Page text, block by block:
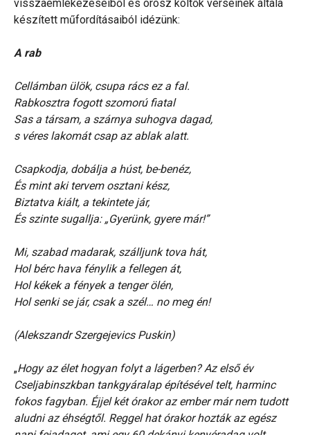
visszaemlékezéseiből és orosz költők verseinek általa
készített műfordításaiból idézünk:
A rab
Cellámban ülök, csupa rács ez a fal.
Rabkosztra fogott szomorú fiatal
Sas a társam, a szárnya suhogva dagad,
s véres lakomát csap az ablak alatt.
Csapkodja, dobálja a húst, be-benéz,
És mint aki tervem osztani kész,
Biztatva kiált, a tekintete jár,
És szinte sugallja: „Gyerünk, gyere már!”
Mi, szabad madarak, szálljunk tova hát,
Hol bérc hava fénylik a fellegen át,
Hol kékek a fények a tenger ölén,
Hol senki se jár, csak a szél… no meg én!
(Alekszandr Szergejevics Puskin)
„Hogy az élet hogyan folyt a lágerben? Az első év
Cseljabinszkban tankgyáralap építésével telt, harminc
fokos fagyban. Éjjel két órakor az ember már nem tudott
aludni az éhségtől. Reggel hat órakor hozták az egész